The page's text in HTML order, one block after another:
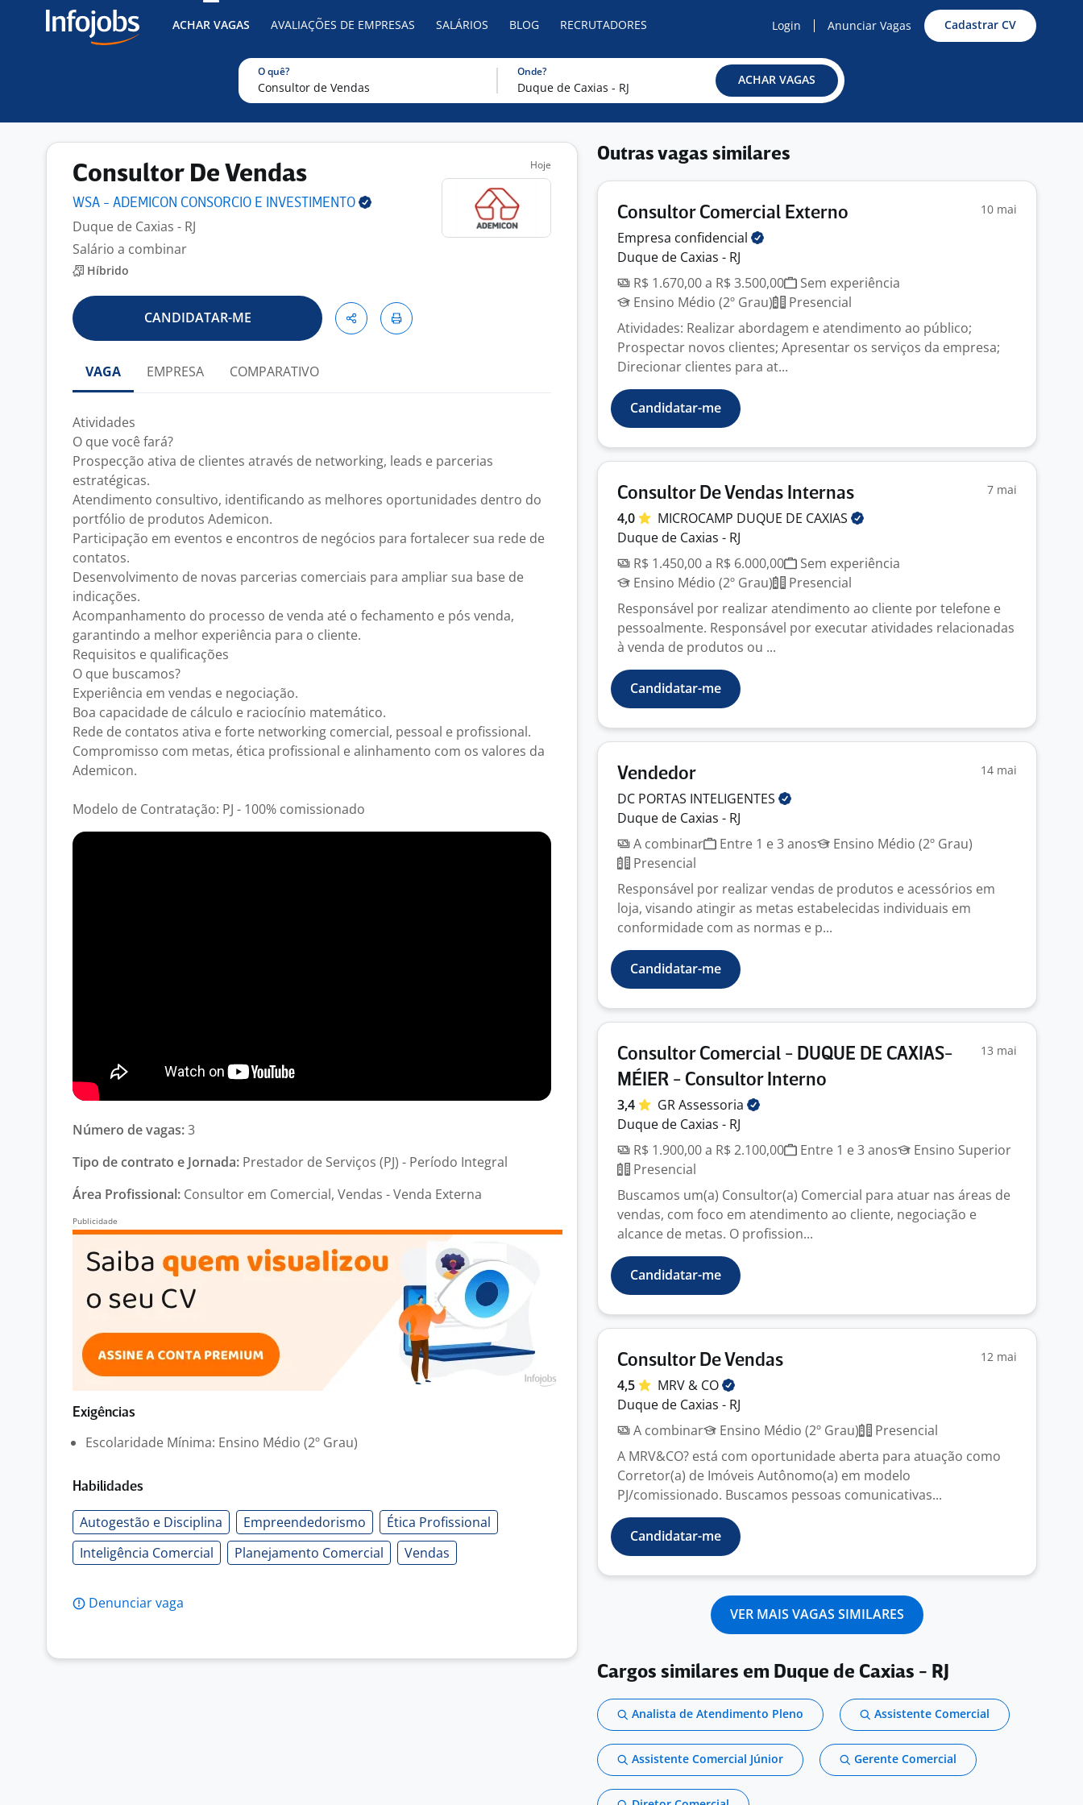
ACHAR VAGAS AVALIAÇÕES DE EMPRESAS SALÁRIOS BLOG RECRUTADORES Login Anunciar Vagas Cadastrar CV
O quê? Onde?
ACHAR VAGAS
Consultor De Vendas
WSA - ADEMICON CONSORCIO E INVESTIMENTO
Duque de Caxias - RJ
Salário a combinar
Híbrido
Hoje
CANDIDATAR-ME
VAGA EMPRESA COMPARATIVO
Atividades
O que você fará?
Prospecção ativa de clientes através de networking, leads e parcerias
estratégicas.
Atendimento consultivo, identificando as melhores oportunidades dentro do
portfólio de produtos Ademicon.
Participação em eventos e encontros de negócios para fortalecer sua rede de
contatos.
Desenvolvimento de novas parcerias comerciais para ampliar sua base de
indicações.
Acompanhamento do processo de venda até o fechamento e pós venda,
garantindo a melhor experiência para o cliente.
Requisitos e qualificações
O que buscamos?
Experiência em vendas e negociação.
Boa capacidade de cálculo e raciocínio matemático.
Rede de contatos ativa e forte networking comercial, pessoal e profissional.
Compromisso com metas, ética profissional e alinhamento com os valores da
Ademicon.
Modelo de Contratação: PJ - 100% comissionado
Número de vagas:3
Tipo de contrato e Jornada: Prestador de Serviços (PJ) - Período Integral
Área Profissional: Consultor em Comercial, Vendas - Venda Externa
Exigências
Escolaridade Mínima: Ensino Médio (2º Grau)
Habilidades
Autogestão e Disciplina Empreendedorismo
Ética Profissional
Inteligência Comercial
Planejamento Comercial Vendas
Denunciar vaga
Outras vagas similares
Consultor Comercial Externo 10 mai
Empresa confidencial
Duque de Caxias - RJ
R$ 1.670,00 a R$ 3.500,00
Sem experiência
Ensino Médio (2º Grau)
Presencial
Atividades: Realizar abordagem e atendimento ao público;
Prospectar novos clientes; Apresentar os serviços da empresa;
Direcionar clientes para at...
Candidatar-me
Consultor De Vendas Internas 7 mai
4,0 MICROCAMP DUQUE DE CAXIAS
Duque de Caxias - RJ
R$ 1.450,00 a R$ 6.000,00
Sem experiência
Ensino Médio (2º Grau)
Presencial
Responsável por realizar atendimento ao cliente por telefone e
pessoalmente. Responsável por executar atividades relacionadas
à venda de produtos ou ...
Candidatar-me
Vendedor 14 mai
DC PORTAS INTELIGENTES
Duque de Caxias - RJ
A combinar
Entre 1 e 3 anos
Ensino Médio (2º Grau)
Presencial
Responsável por realizar vendas de produtos e acessórios em
loja, visando atingir as metas estabelecidas individuais em
conformidade com as normas e p...
Candidatar-me
Consultor Comercial - DUQUE DE CAXIAS-
MÉIER - Consultor Interno
13 mai
3,4 GRAssessoria
Duque de Caxias - RJ
R$ 1.900,00 a R$ 2.100,00
Entre 1 e 3 anos
Ensino Superior
Presencial
Buscamos um(a) Consultor(a) Comercial para atuar nas áreas de
vendas, com foco em atendimento ao cliente, negociação e
alcance de metas. O profission...
Candidatar-me
Consultor De Vendas 12 mai
4,5 MRV & CO
Duque de Caxias - RJ
A combinar
Ensino Médio (2º Grau)
Presencial
A MRV&CO? está com oportunidade aberta para atuação como
Corretor(a) de Imóveis Autônomo(a) em modelo
PJ/comissionado. Buscamos pessoas comunicativas...
Candidatar-me
VER MAIS VAGAS SIMILARES
Cargos similares em Duque de Caxias - RJ
Analista de Atendimento Pleno Assistente Comercial
Assistente Comercial Júnior Gerente Comercial